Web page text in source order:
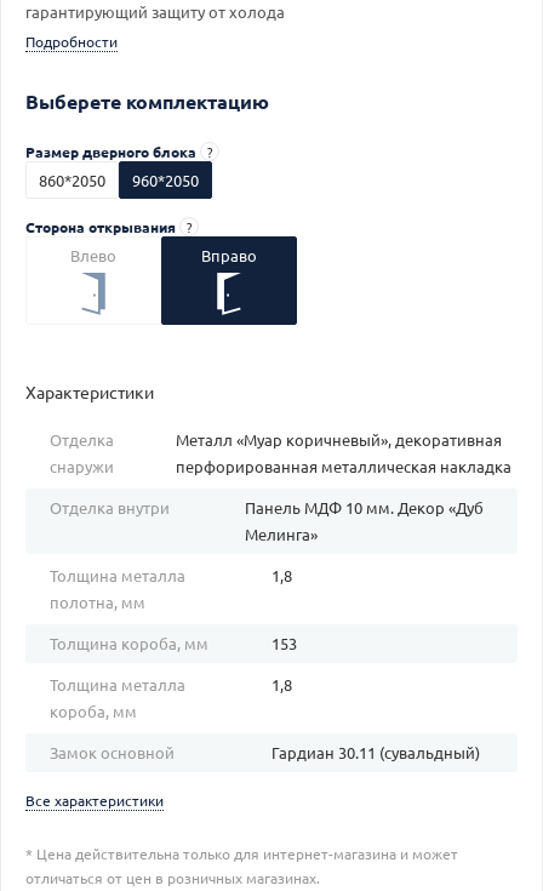
гарантирующий защиту от холода
Подробности
Выберете комплектацию
Размер дверного блока ?
860*2050 960*2050
Сторона открывания ?
Влево Вправо
Характеристики
Отделка
снаружи
Металл «Муар коричневый», декоративная
перфорированная металлическая накладка
Отделка внутри
Панель МДФ 10 мм. Декор «Дуб
Мелинга»
Толщина металла
полотна, мм
1,8
Толщина короба, мм
153
Толщина металла
короба, мм
1,8
Замок основной Гардиан 30.11 (сувальдный)
Все характеристики
* Цена действительна только для интернет-магазина и может
отличаться от цен в розничных магазинах.